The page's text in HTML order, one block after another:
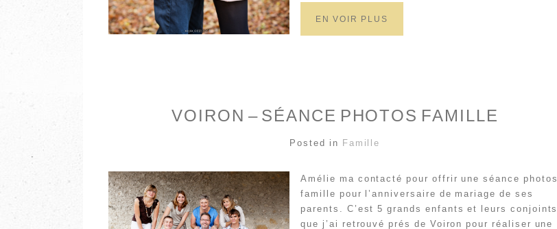
EN VOIR PLUS
VOIRON – SÉANCE PHOTOS FAMILLE
Posted in Famille
Amélie ma contacté pour offrir une séance photos
famille pour l’anniversaire de mariage de ses
parents. C’est 5 grands enfants et leurs conjoints
que j’ai retrouvé prés de Voiron pour réaliser une